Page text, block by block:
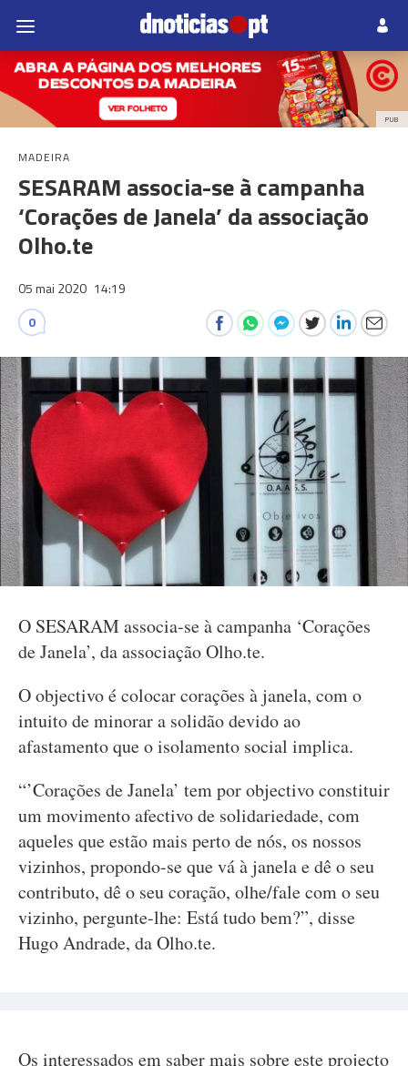
PUB
MADEIRA
SESARAM associa-se à campanha
‘Corações de Janela’ da associação
Olho.te
05 mai 2020 14:19
0
O SESARAM associa-se à campanha ‘Corações
de Janela’, da associação Olho.te.
O objectivo é colocar corações à janela, com o
intuito de minorar a solidão devido ao
afastamento que o isolamento social implica.
“’Corações de Janela’ tem por objectivo constituir
um movimento afectivo de solidariedade, com
aqueles que estão mais perto de nós, os nossos
vizinhos, propondo-se que vá à janela e dê o seu
contributo, dê o seu coração, olhe/fale com o seu
vizinho, pergunte-lhe: Está tudo bem?”, disse
Hugo Andrade, da Olho.te.
Os interessados em saber mais sobre este projecto